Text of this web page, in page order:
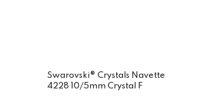
Swarovski® Crystals Navette
4228 10/5mm Crystal F